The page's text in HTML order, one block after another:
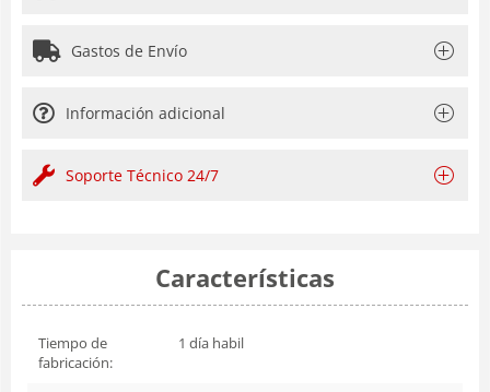
Gastos de Envío
Información adicional
Soporte Técnico 24/7
Características
Tiempo de
fabricación:
1 día habil